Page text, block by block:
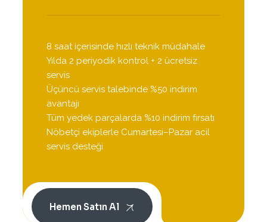
8 saat içerisinde hızlı teknik müdahale
Yılda 2 periyodik kontrol + 2 ücretsiz
servis
Üçüncü servis talebinde %50 indirim
avantajı
Tüm yedek parçalarda %10 indirim fırsatı
Nöbetçi ekiplerle Cumartesi–Pazar acil
servis desteği
Hemen Satın Al